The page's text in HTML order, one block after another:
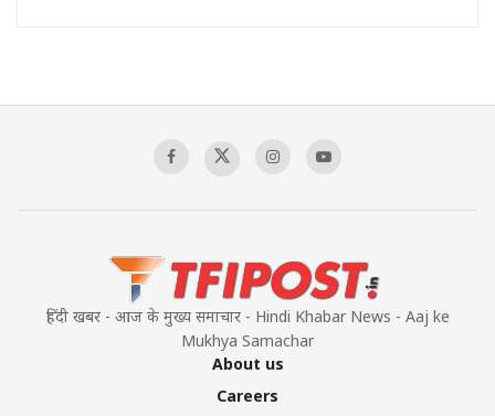
हिंदी खबर - आज के मुख्य समाचार - Hindi Khabar News - Aaj ke
Mukhya Samachar
About us
Careers